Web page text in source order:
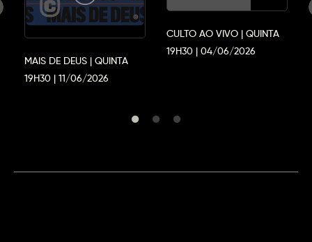
MAIS DE DEUS | QUINTA
19H30 | 11/06/2026
CULTO AO VIVO | QUINTA
19H30 | 04/06/2026